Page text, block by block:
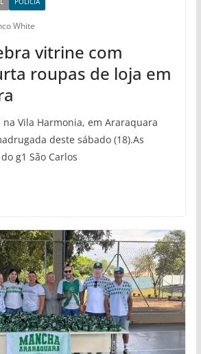
White
vitrine com
roupas de loja em
na Vila Harmonia, em Araraquara
deste sábado (18).As
g1 São Carlos